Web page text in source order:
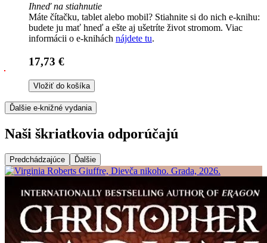
Ihneď na stiahnutie
Máte čítačku, tablet alebo mobil? Stiahnite si do nich e-knihu:
budete ju mať hneď a ešte aj ušetríte život stromom. Viac
informácii o e-knihách nájdete tu.
17,73 €
Vložiť do košíka
Ďalšie e-knižné vydania
Naši škriatkovia odporúčajú
Predchádzajúce Ďalšie